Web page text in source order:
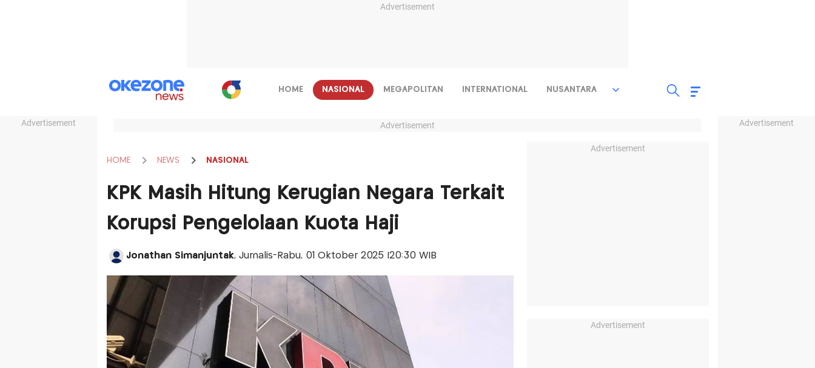
Advertisement
Advertisement Advertisement
HOME NASIONAL MEGAPOLITAN INTERNATIONAL NUSANTARA
Advertisement
HOME NEWS NASIONAL
KPK Masih Hitung Kerugian Negara Terkait
Korupsi Pengelolaan Kuota Haji
Jonathan Simanjuntak, Jurnalis-Rabu, 01 Oktober 2025 |20:30 WIB
Advertisement
Advertisement